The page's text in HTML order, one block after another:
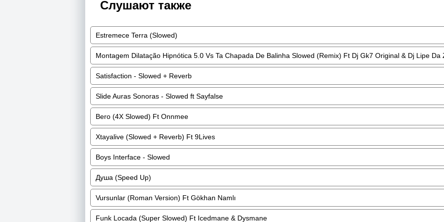
Слушают также
Estremece Terra (Slowed)
Montagem Dilatação Hipnótica 5.0 Vs Ta Chapada De Balinha Slowed (Remix) Ft Dj Gk7 Original & Dj Lipe Da
Satisfaction - Slowed + Reverb
Slide Auras Sonoras - Slowed ft Sayfalse
Bero (4X Slowed) Ft Onnmee
Xtayalive (Slowed + Reverb) Ft 9Lives
Boys Interface - Slowed
Душа (Speed Up)
Vursunlar (Roman Version) Ft Gökhan Namlı
Funk Locada (Super Slowed) Ft Icedmane & Dysmane